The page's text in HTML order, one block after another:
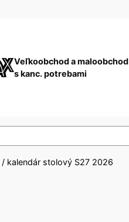
Veľkoobchod a maloobchod
s kanc. potrebami
/ kalendár stolový S27 2026